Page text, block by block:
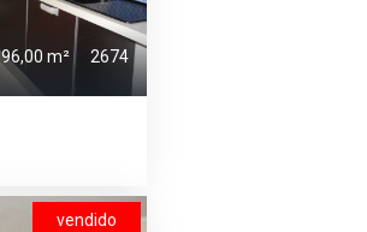
96,00 m² 2674
vendido